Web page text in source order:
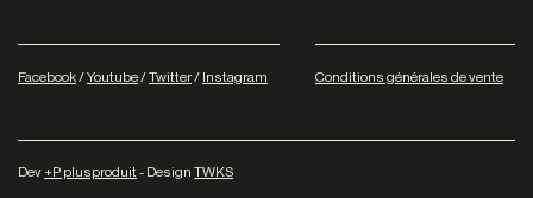
Facebook/Youtube/Twitter/ Instagram Conditions générales de vente
Dev+P plusproduit- Design TWKS